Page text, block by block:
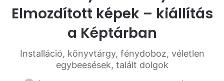
Elmozdított képek – kiállítás
a Képtárban
Installáció, könyvtárgy, fénydoboz, véletlen
egybeesések, talált dolgok